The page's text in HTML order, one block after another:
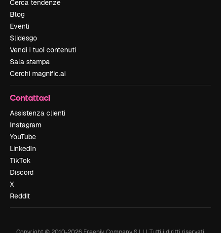
Cerca tendenze
Blog
Eventi
Slidesgo
Vendi i tuoi contenuti
Sala stampa
Cerchi magnific.ai
Contattaci
Assistenza clienti
Instagram
YouTube
LinkedIn
TikTok
Discord
X
Reddit